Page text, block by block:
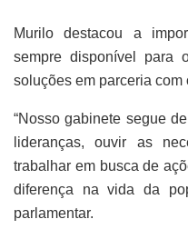
Murilo destacou a
sempre disponível para
soluções em parceria com
“Nosso gabinete segue
lideranças, ouvir as
trabalhar em busca de
diferença na vida da
parlamentar.